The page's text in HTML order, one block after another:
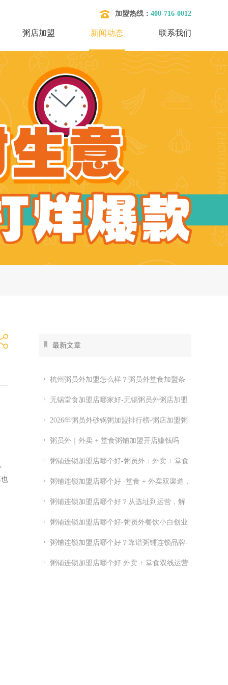
加盟热线： 400-716-0012
粥店加盟 新闻动态 联系我们
最新文章
杭州粥员外加盟怎么样？粥员外堂食加盟条
无锡堂食加盟店哪家好-无锡粥员外粥店加盟
2026年粥员外砂锅粥加盟排行榜-粥店加盟粥
员外开店怎么样
粥员外｜外卖 + 堂食粥铺加盟开店赚钱吗
粥铺连锁加盟店哪个好-粥员外：外卖 + 堂食
粥铺加盟
粥铺连锁加盟店哪个好 -堂食 + 外卖双渠道，
优质连锁粥员外加盟推荐
粥铺连锁加盟店哪个好？从选址到运营，解
析连锁开店关键点
粥铺连锁加盟店哪个好-粥员外餐饮小白创业
指南-粥员外加盟官网
粥铺连锁加盟店哪个好？靠谱粥铺连锁品牌-
实力供应链 + 总部扶持
粥铺连锁加盟店哪个好 外卖 + 堂食双线运营